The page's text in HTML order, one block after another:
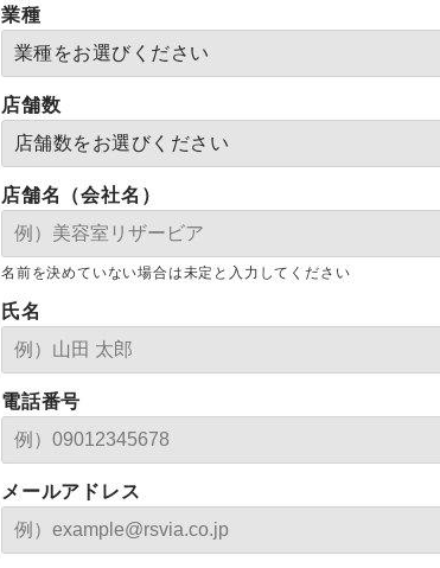
業種
店舗数
店舗名（会社名）
名前を決めていない場合は未定と入力してください
氏名
電話番号
メールアドレス